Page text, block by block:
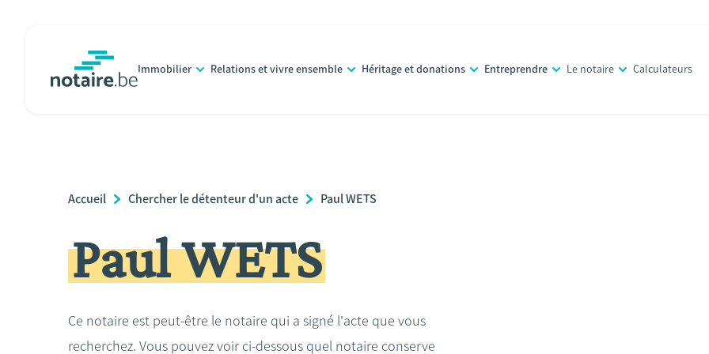
principal
Immobilier Relations et vivre ensemble Héritage et donations Entreprendre Le notaire Calculateurs
Breadcrumb
Accueil Chercher le détenteur d'un acte Paul WETS
Paul WETS
Ce notaire est peut-être le notaire qui a signé l'acte que vous
recherchez. Vous pouvez voir ci-dessous quel notaire conserve